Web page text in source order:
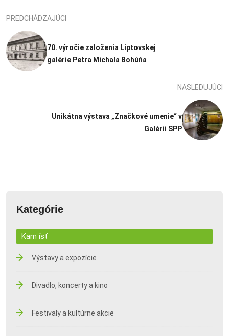
PREDCHÁDZAJÚCI
70. výročie založenia Liptovskej
galérie Petra Michala Bohúňa
NASLEDUJÚCI
Unikátna výstava „Značkové umenie“ v
Galérii SPP
Kategórie
Kam ísť
Výstavy a expozície
Divadlo, koncerty a kino
Festivaly a kultúrne akcie